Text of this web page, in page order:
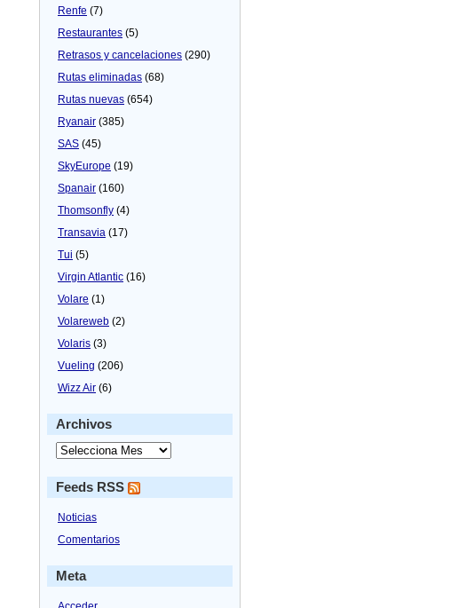
Renfe (7)
Restaurantes (5)
Retrasos y cancelaciones (290)
Rutas eliminadas (68)
Rutas nuevas (654)
Ryanair (385)
SAS (45)
SkyEurope (19)
Spanair (160)
Thomsonfly (4)
Transavia (17)
Tui (5)
Virgin Atlantic (16)
Volare (1)
Volareweb (2)
Volaris (3)
Vueling (206)
Wizz Air (6)
Archivos
Feeds RSS
Noticias
Comentarios
Meta